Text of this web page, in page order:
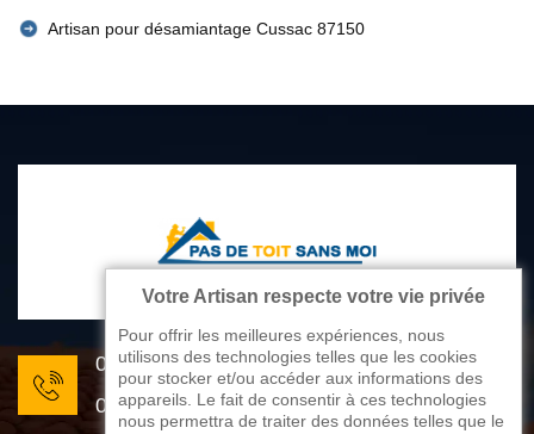
Artisan pour désamiantage Cussac 87150
05 33 06 22 81
07 80 33 28 62
Votre Artisan respecte votre vie privée
Pour offrir les meilleures expériences, nous
utilisons des technologies telles que les cookies
pour stocker et/ou accéder aux informations des
appareils. Le fait de consentir à ces technologies
nous permettra de traiter des données telles que le